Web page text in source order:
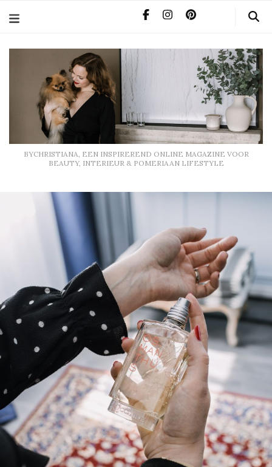
BYCHRISTIANA, EEN INSPIREREND ONLINE MAGAZINE VOOR
BEAUTY, INTERIEUR & POMERIAAN LIFESTYLE